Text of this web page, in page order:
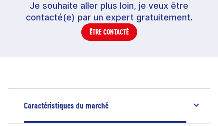
Je souhaite aller plus loin, je veux être
contacté(e) par un expert gratuitement.
ÊTRE CONTACTÉ
Caractéristiques du marché